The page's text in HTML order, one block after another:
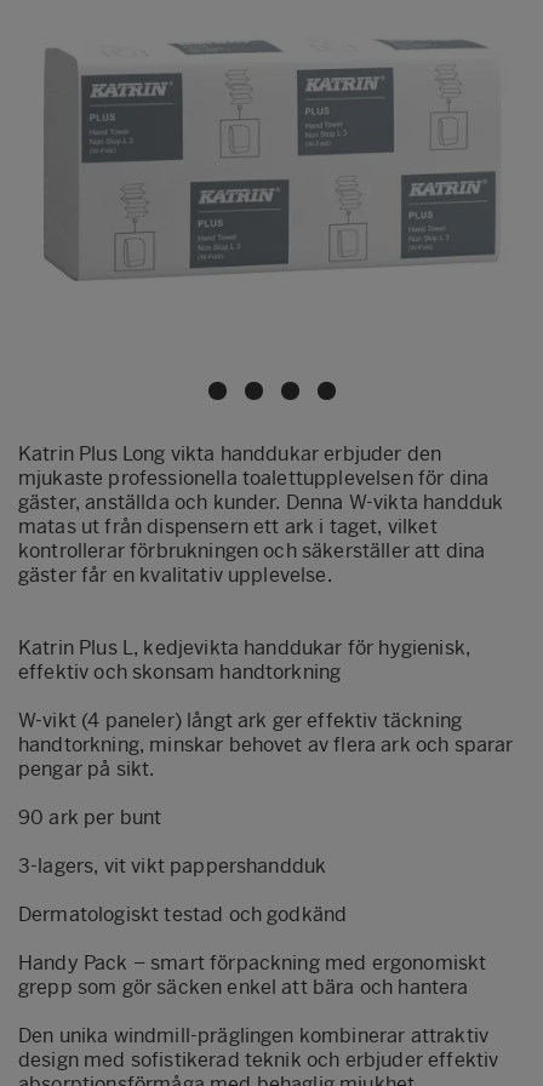
Katrin Plus Long vikta handdukar erbjuder den
mjukaste professionella toalettupplevelsen för dina
gäster, anställda och kunder. Denna W-vikta handduk
matas ut från dispensern ett ark i taget, vilket
kontrollerar förbrukningen och säkerställer att dina
gäster får en kvalitativ upplevelse.
Katrin Plus L, kedjevikta handdukar för hygienisk,
effektiv och skonsam handtorkning
W-vikt (4 paneler) långt ark ger effektiv täckning
handtorkning, minskar behovet av flera ark och sparar
pengar på sikt.
90 ark per bunt
3-lagers, vit vikt pappershandduk
Dermatologiskt testad och godkänd
Handy Pack – smart förpackning med ergonomiskt
grepp som gör säcken enkel att bära och hantera
Den unika windmill-präglingen kombinerar attraktiv
design med sofistikerad teknik och erbjuder effektiv